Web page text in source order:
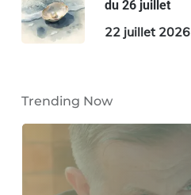
du 26 juillet
22 juillet 2026
Trending Now